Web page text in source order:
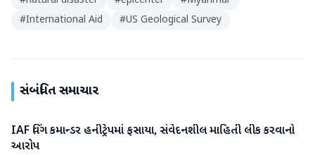
#International Aid #US Geological Survey
સંબંધિત સમાચાર
રાષ્ટ્રીય
IAF વિંગ કમાન્ડર હનીટ્રેપમાં ફસાયા, સંવેદનશીલ માહિતી લીક કરવાનો
આરોપ